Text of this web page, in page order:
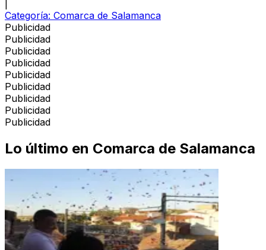
Categoría: Comarca de Salamanca
Publicidad
Publicidad
Publicidad
Publicidad
Publicidad
Publicidad
Publicidad
Publicidad
Publicidad
Lo último en Comarca de Salamanca